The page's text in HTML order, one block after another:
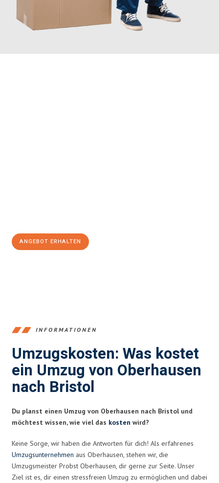
ANGEBOT ERHALTEN
INFORMATIONEN
Umzugskosten: Was kostet
ein Umzug von Oberhausen
nach Bristol
Du planst einen Umzug von Oberhausen nach Bristol und
möchtest wissen, wie viel das kosten wird?
Keine Sorge, wir haben die Antworten für dich! Als erfahrenes
Umzugsunternehmen aus Oberhausen, stehen wir, die
Umzugsmeister Probst Oberhausen, dir gerne zur Seite. Unser
Ziel ist es, dir einen stressfreien Umzug zu ermöglichen und dabei